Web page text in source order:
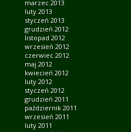
marzec 2013
luty 2013
styczeń 2013
grudzień 2012
listopad 2012
wrzesień 2012
czerwiec 2012
maj 2012
kwiecień 2012
luty 2012
styczeń 2012
grudzień 2011
październik 2011
wrzesień 2011
luty 2011